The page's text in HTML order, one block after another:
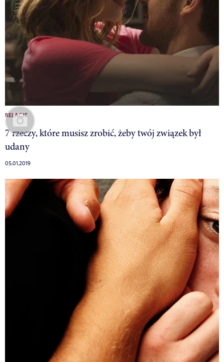
RELACJE
7 rzeczy, które musisz zrobić, żeby twój związek był
udany
05.01.2019